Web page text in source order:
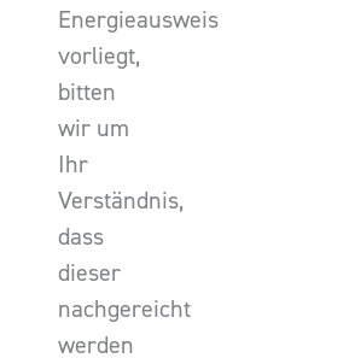
Energieausweis
vorliegt,
bitten
wir um
Ihr
Verständnis,
dass
dieser
nachgereicht
werden